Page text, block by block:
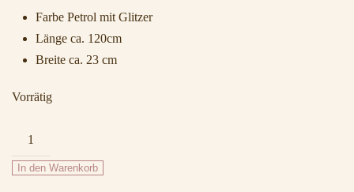
Farbe Petrol mit Glitzer
Länge ca. 120cm
Breite ca. 23 cm
Vorrätig
255
Petrol
Glitzer
In den Warenkorb